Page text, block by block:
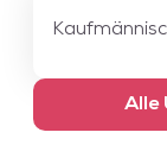
Alle